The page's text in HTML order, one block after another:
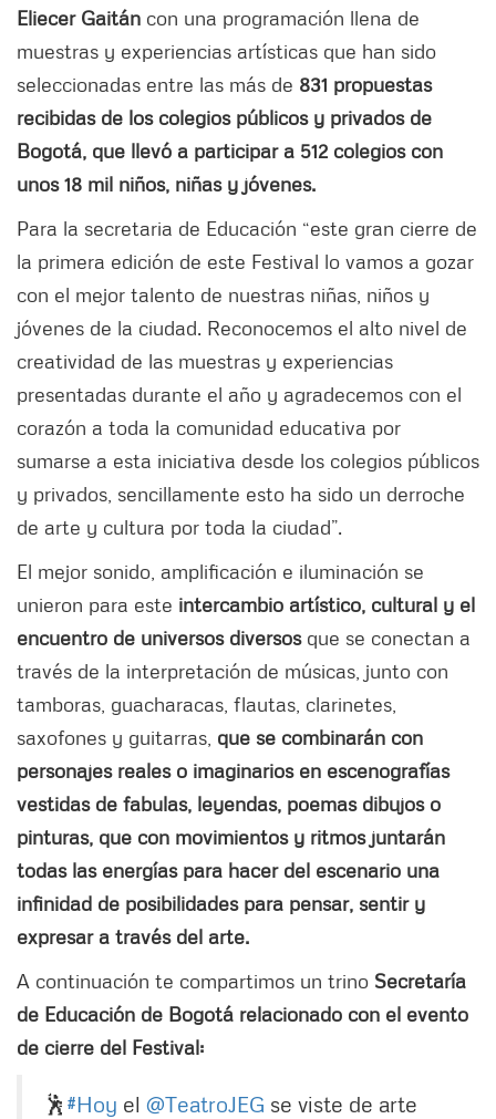
Eliecer Gaitán con una programación llena de
muestras y experiencias artísticas que han sido
seleccionadas entre las más de 831 propuestas
recibidas de los colegios públicos y privados de
Bogotá, que llevó a participar a 512 colegios con
unos 18 mil niños, niñas y jóvenes.
Para la secretaria de Educación “este gran cierre de
la primera edición de este Festival lo vamos a gozar
con el mejor talento de nuestras niñas, niños y
jóvenes de la ciudad. Reconocemos el alto nivel de
creatividad de las muestras y experiencias
presentadas durante el año y agradecemos con el
corazón a toda la comunidad educativa por
sumarse a esta iniciativa desde los colegios públicos
y privados, sencillamente esto ha sido un derroche
de arte y cultura por toda la ciudad”.
El mejor sonido, amplificación e iluminación se
unieron para este intercambio artístico, cultural y el
encuentro de universos diversosque se conectan a
través de la interpretación de músicas, junto con
tamboras, guacharacas, flautas, clarinetes,
saxofones y guitarras, que se combinarán con
personajes reales o imaginarios en escenografías
vestidas de fabulas, leyendas, poemas dibujos o
pinturas, que con movimientos y ritmos juntarán
todas las energías para hacer del escenario una
infinidad de posibilidades para pensar, sentir y
expresar a través del arte.
A continuación te compartimos un trino Secretaría
de Educación de Bogotá relacionado con el evento
de cierre del Festival:
🕺 #Hoy el @TeatroJEG se viste de arte